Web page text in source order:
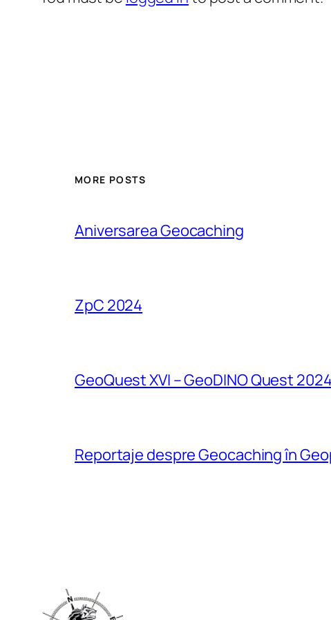
MORE POSTS
Aniversarea Geocaching
ZpC 2024
GeoQuest XVI – GeoDINO Quest 2024
Reportaje despre Geocaching în